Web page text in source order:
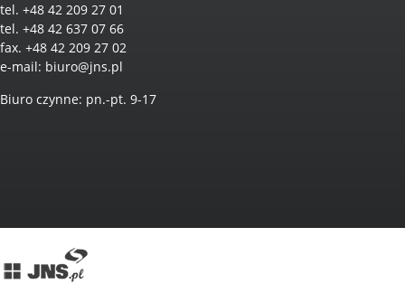
tel. +48 42 209 27 01
tel. +48 42 637 07 66
fax. +48 42 209 27 02
e-mail: biuro@jns.pl
Biuro czynne: pn.-pt. 9-17